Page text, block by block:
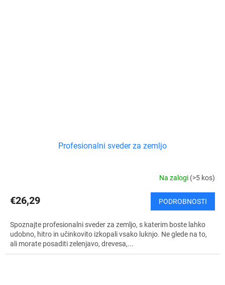
Profesionalni sveder za zemljo
Na zalogi (>5 kos)
€26,29 PODROBNOSTI
Spoznajte profesionalni sveder za zemljo, s katerim boste lahko
udobno, hitro in učinkovito izkopali vsako luknjo. Ne glede na to,
ali morate posaditi zelenjavo, drevesa,...